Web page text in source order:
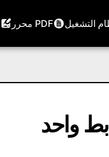
التشغيل PDF محرر